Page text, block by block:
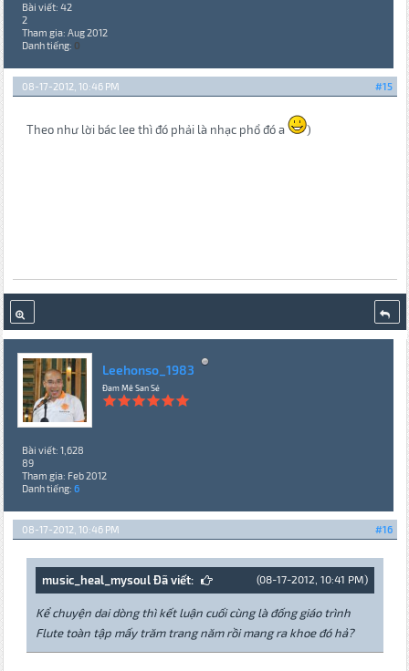
Bài viết: 42
2
Tham gia: Aug 2012
Danh tiếng: 0
#15
08-17-2012, 10:46 PM
Theo như lời bác lee thì đó phải là nhạc phổ đó a )
Leehonso_1983
Đam Mê San Sẻ
Bài viết: 1,628
89
Tham gia: Feb 2012
Danh tiếng: 6
#16
08-17-2012, 10:46 PM
(08-17-2012, 10:41 PM)
music_heal_mysoul Đã viết:
Kể chuyện dai dòng thì kết luận cuối cùng là đống giáo trình
Flute toàn tập mấy trăm trang năm rồi mang ra khoe đó hả?